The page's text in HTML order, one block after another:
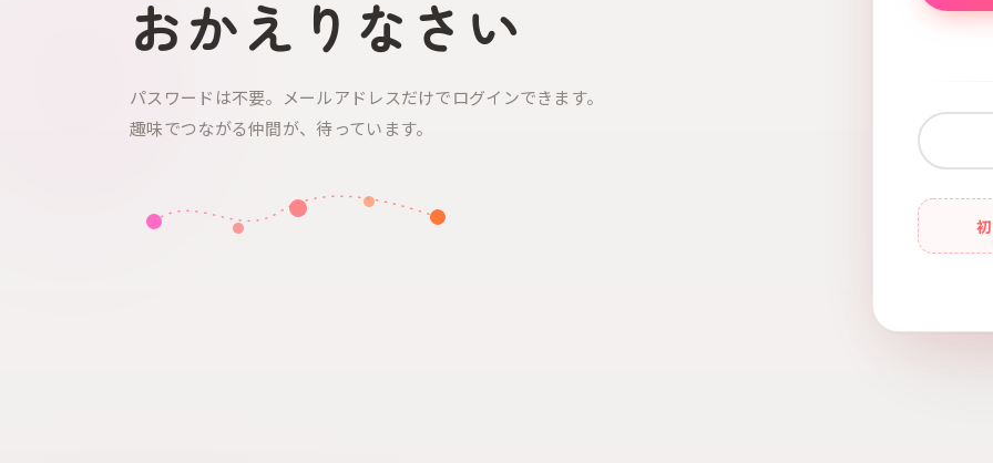
おかえりなさい
パスワードは不要。メールアドレスだけでログインできます。
趣味でつながる仲間が、待っています。